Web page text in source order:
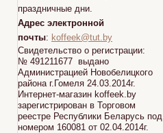
праздничные дни.
Адрес электронной
почты: koffeek@tut.by
Свидетельство о регистрации:
№ 491211677 выдано
Администрацией Новобелицкого
района г.Гомеля 24.03.2014г.
Интернет-магазин koffeek.by
зарегистрирован в Торговом
реестре Республики Беларусь под
номером 160081 от 02.04.2014г.